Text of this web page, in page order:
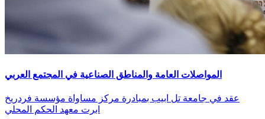
المواصلات العامة والمناطق الصناعية في المجتمع العربي
عقد في جامعة تل ابيب بمبادرة مركز مساواة مؤسسة فردريخ
ابرت معهد الحكم المحلي